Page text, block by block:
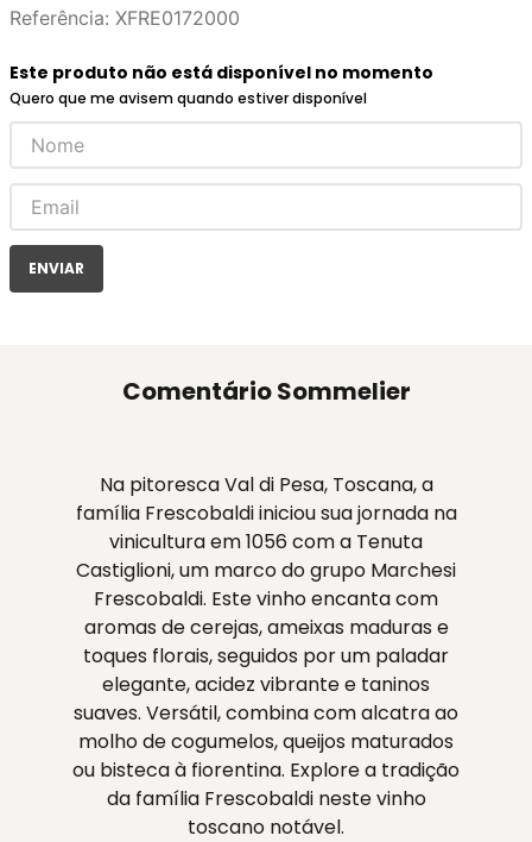
Referência: XFRE0172000
Este produto não está disponível no momento
Quero que me avisem quando estiver disponível
ENVIAR
Comentário Sommelier
Na pitoresca Val di Pesa, Toscana, a
família Frescobaldi iniciou sua jornada na
vinicultura em 1056 com a Tenuta
Castiglioni, um marco do grupo Marchesi
Frescobaldi. Este vinho encanta com
aromas de cerejas, ameixas maduras e
toques florais, seguidos por um paladar
elegante, acidez vibrante e taninos
suaves. Versátil, combina com alcatra ao
molho de cogumelos, queijos maturados
ou bisteca à fiorentina. Explore a tradição
da família Frescobaldi neste vinho
toscano notável.